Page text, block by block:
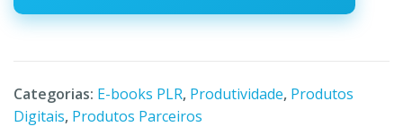
Categorias: E-books PLR, Produtividade, Produtos
Digitais, Produtos Parceiros